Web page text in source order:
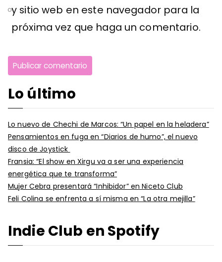
y sitio web en este navegador para la
próxima vez que haga un comentario.
Lo último
Lo nuevo de Chechi de Marcos: “Un papel en la heladera”
Pensamientos en fuga en “Diarios de humo”, el nuevo
disco de Joystick
Fransia: “El show en Xirgu va a ser una experiencia
energética que te transforma”
Mujer Cebra presentará “Inhibidor” en Niceto Club
Feli Colina se enfrenta a sí misma en “La otra mejilla”
Indie Club en Spotify